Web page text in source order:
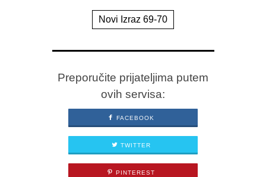
Novi Izraz 69-70
Preporučite prijateljima putem
ovih servisa:
FACEBOOK
TWITTER
PINTEREST